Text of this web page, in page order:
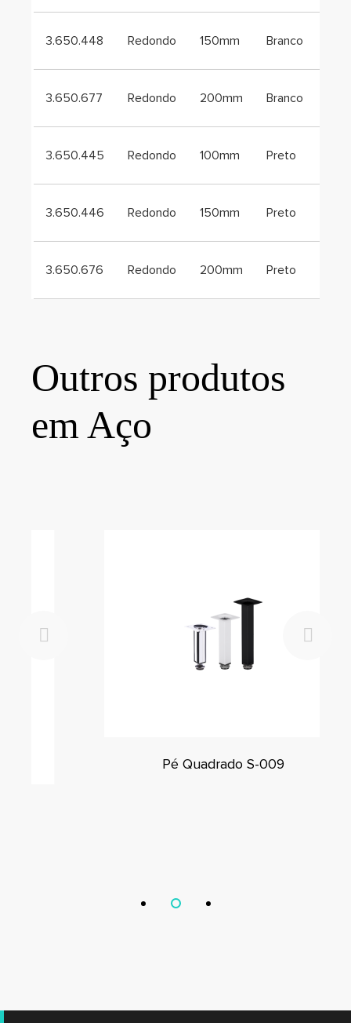
3.650.448 Redondo 150mm Branco
3.650.677 Redondo 200mm Branco
3.650.445 Redondo 100mm Preto
3.650.446 Redondo 150mm Preto
3.650.676 Redondo 200mm Preto
Outros produtos
em Aço
Pé Quadrado S-009